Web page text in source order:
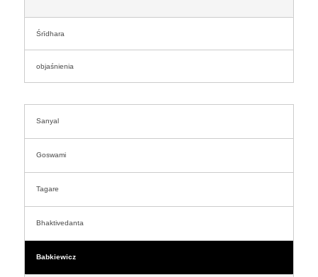
Śrīdhara
objaśnienia
Sanyal
Goswami
Tagare
Bhaktivedanta
Babkiewicz